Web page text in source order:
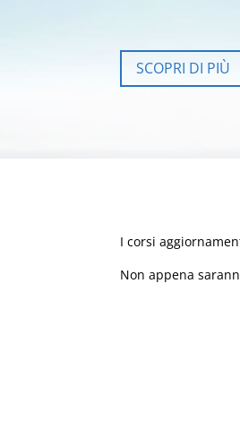
SCOPRI DI PIÙ
I corsi
Non appena